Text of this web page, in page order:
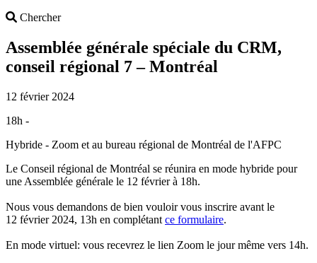
ChercherSearch
Assemblée générale spéciale du CRM,
conseil régional 7 – Montréal
12 février 2024
18h -
Hybride - Zoom et au bureau régional de Montréal de l'AFPC
Le Conseil régional de Montréal se réunira en mode hybride pour
une Assemblée générale le 12 février à 18h.
Nous vous demandons de bien vouloir vous inscrire avant le
12 février 2024, 13h en complétant ce formulaire.
En mode virtuel: vous recevrez le lien Zoom le jour même vers 14h.